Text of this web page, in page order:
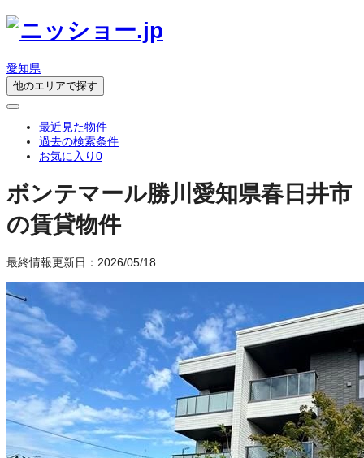
愛知県
他のエリアで探す
最近見た物件
過去の検索条件
お気に入り0
ボンテマール勝川 愛知県春日井市
の賃貸物件
最終情報更新日：2026/05/18